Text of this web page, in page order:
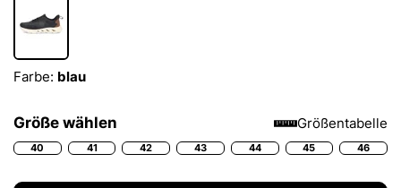
Farbe: blau
Größe wählen Größentabelle
40 41 42 43 44 45 46